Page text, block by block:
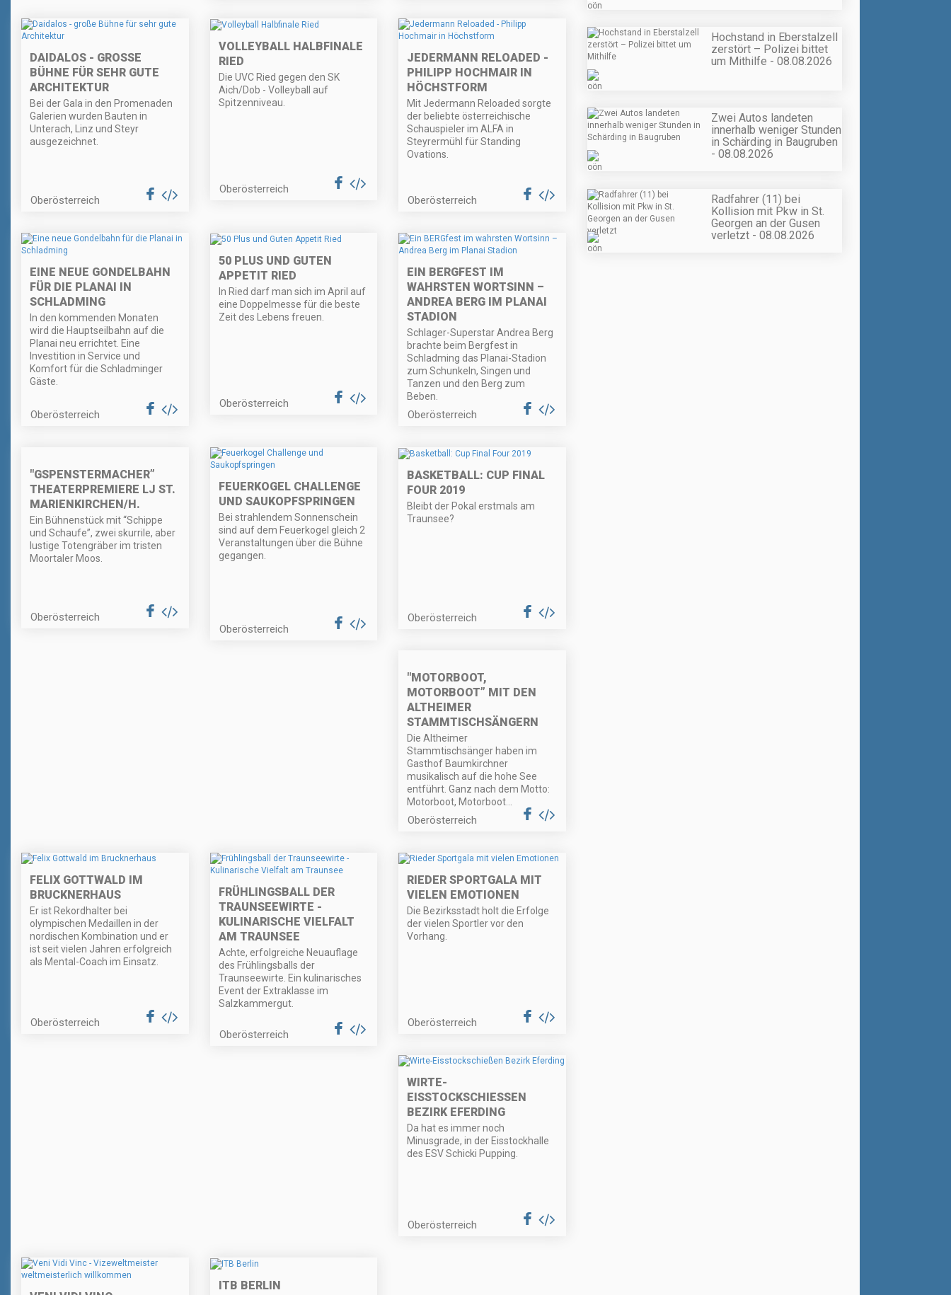
DAIDALOS - GROSSE B
ÜHNE FÜR SEHR GUTE A
RCHITEKTUR
Bei der Gala in den Promenaden
Galerien wurden Bauten in
Unterach, Linz und Steyr
ausgezeichnet.
Oberösterreich
VOLLEYBALL HALBFINALE
RIED
Die UVC Ried gegen den SK
Aich/Dob - Volleyball auf
Spitzenniveau.
Oberösterreich
JEDERMANN RELOADED -
PHILIPP HOCHMAIR IN
HÖCHSTFORM
Mit Jedermann Reloaded sorgte
der beliebte österreichische
Schauspieler im ALFA in
Steyrermühl für Standing
Ovations.
Oberösterreich
EINE NEUE GONDELBAHN
FÜR DIE PLANAI IN
SCHLADMING
In den kommenden Monaten
wird die Hauptseilbahn auf die
Planai neu errichtet. Eine
Investition in Service und
Komfort für die Schladminger
Gäste.
Oberösterreich
50 PLUS UND GUTEN
APPETIT RIED
In Ried darf man sich im April auf
eine Doppelmesse für die beste
Zeit des Lebens freuen.
Oberösterreich
EIN BERGFEST IM
WAHRSTEN WORTSINN –
ANDREA BERG IM PLANAI
STADION
Schlager-Superstar Andrea Berg
brachte beim Bergfest in
Schladming das Planai-Stadion
zum Schunkeln, Singen und
Tanzen und den Berg zum
Beben.
Oberösterreich
"GSPENSTERMACHER”
THEATERPREMIERE LJ ST.
MARIENKIRCHEN/H.
Ein Bühnenstück mit “Schippe
und Schaufe”, zwei skurrile, aber
lustige Totengräber im tristen
Moortaler Moos.
Oberösterreich
FEUERKOGEL CHALLENGE
UND SAUKOPFSPRINGEN
Bei strahlendem Sonnenschein
sind auf dem Feuerkogel gleich 2
Veranstaltungen über die Bühne
gegangen.
Oberösterreich
BASKETBALL: CUP FINAL
FOUR 2019
Bleibt der Pokal erstmals am
Traunsee?
Oberösterreich
"MOTORBOOT,
MOTORBOOT” MIT DEN
ALTHEIMER
STAMMTISCHSÄNGERN
Die Altheimer
Stammtischsänger haben im
Gasthof Baumkirchner
musikalisch auf die hohe See
entführt. Ganz nach dem Motto:
Motorboot, Motorboot...
Oberösterreich
FELIX GOTTWALD IM
BRUCKNERHAUS
Er ist Rekordhalter bei
olympischen Medaillen in der
nordischen Kombination und er
ist seit vielen Jahren erfolgreich
als Mental-Coach im Einsatz.
Oberösterreich
FRÜHLINGSBALL DER
TRAUNSEEWIRTE -
KULINARISCHE VIELFALT
AM TRAUNSEE
Achte, erfolgreiche Neuauflage
des Frühlingsballs der
Traunseewirte. Ein kulinarisches
Event der Extraklasse im
Salzkammergut.
Oberösterreich
RIEDER SPORTGALA MIT
VIELEN EMOTIONEN
Die Bezirksstadt holt die Erfolge
der vielen Sportler vor den
Vorhang.
Oberösterreich
WIRTE-
EISSTOCKSCHIESSEN B
EZIRK EFERDING
Da hat es immer noch
Minusgrade, in der Eisstockhalle
des ESV Schicki Pupping.
Oberösterreich
ITB BERLIN
Hochstand in Eberstalzell
zerstört – Polizei bittet
um Mithilfe - 08.08.2026
Zwei Autos landeten
innerhalb weniger Stunden
in Schärding in Baugruben
- 08.08.2026
Radfahrer (11) bei
Kollision mit Pkw in St.
Georgen an der Gusen
verletzt - 08.08.2026